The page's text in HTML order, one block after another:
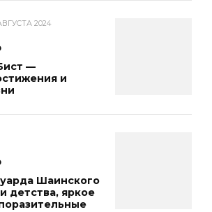
2024
—
и
Шаинского
детства, яркое